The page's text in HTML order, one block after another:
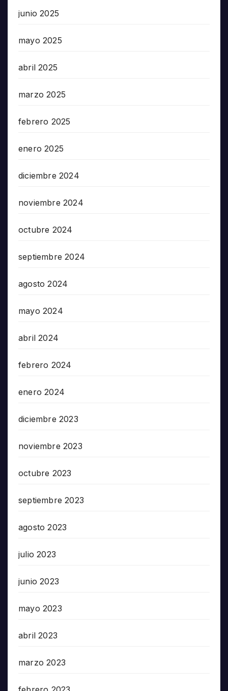
junio 2025
mayo 2025
abril 2025
marzo 2025
febrero 2025
enero 2025
diciembre 2024
noviembre 2024
octubre 2024
septiembre 2024
agosto 2024
mayo 2024
abril 2024
febrero 2024
enero 2024
diciembre 2023
noviembre 2023
octubre 2023
septiembre 2023
agosto 2023
julio 2023
junio 2023
mayo 2023
abril 2023
marzo 2023